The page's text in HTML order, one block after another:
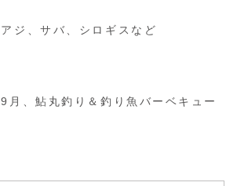
アジ、サバ、シロギスなど
9月、鮎丸釣り＆釣り魚バーベキュー